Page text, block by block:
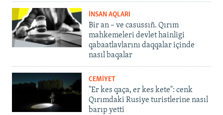
İNSAN AQLARI
Bir an – ve casussıñ. Qırım
mahkemeleri devlet hainligi
qabaatlavlarını daqqalar içinde
nasıl baqalar
CEMİYET
"Er kes qaça, er kes kete": cenk
Qırımdaki Rusiye turistlerine nasıl
barıp yetti